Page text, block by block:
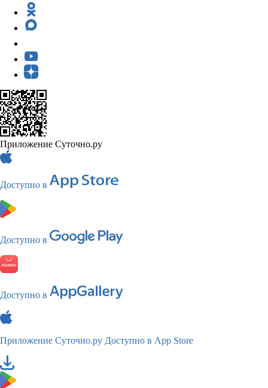
Приложение Суточно.ру
Доступно в
Доступно в
Доступно в
Приложение Суточно.ру Доступно в App Store